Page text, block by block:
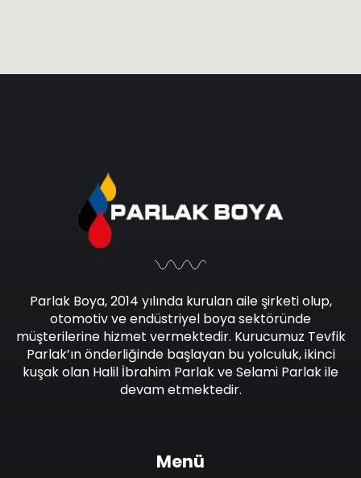
Parlak Boya, 2014 yılında kurulan aile şirketi olup,
otomotiv ve endüstriyel boya sektöründe
müşterilerine hizmet vermektedir. Kurucumuz Tevfik
Parlak’ın önderliğinde başlayan bu yolculuk, ikinci
kuşak olan Halil İbrahim Parlak ve Selami Parlak ile
devam etmektedir.
Menü